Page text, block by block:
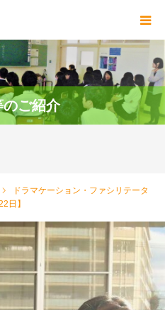
ご紹介
ドラマケーション・ファシリテータ
日】